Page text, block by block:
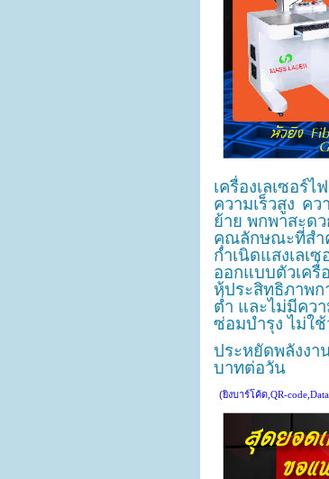
เครื่องเลเซอร์ไ
ความเร็วสูง คว
ย้าย พกพาสะด
คุณลักษณะที่สำ
กำเนิดแสงเลเ
ออกแบบตัวเครื่
ห้ประสิทธิภาพ
ต่ำ และไม่มีคว
ซ่อมบำรุง ไม่ใ
ประหยัดพลังงา
บาทต่อวัน
(ยิงบาร์โค้ด,QR-